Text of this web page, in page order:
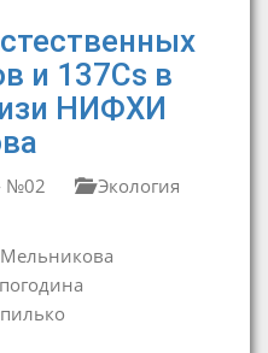
и 137Cs в
НИФХИ
№02
Экология